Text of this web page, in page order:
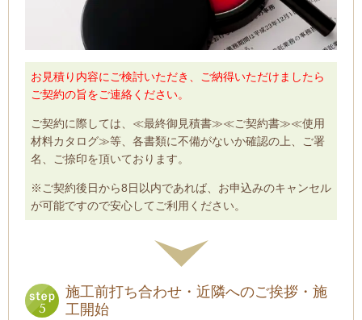
お見積り内容にご検討いただき、ご納得いただけましたら
ご契約の旨をご連絡ください。
ご契約に際しては、≪最終御見積書≫≪ご契約書≫≪使用
材料カタログ≫等、各書類に不備がないか確認の上、ご署
名、ご捺印を頂いております。
※ご契約後日から8日以内であれば、お申込みのキャンセル
が可能ですので安心してご利用ください。
施工前打ち合わせ・近隣へのご挨拶・施
工開始